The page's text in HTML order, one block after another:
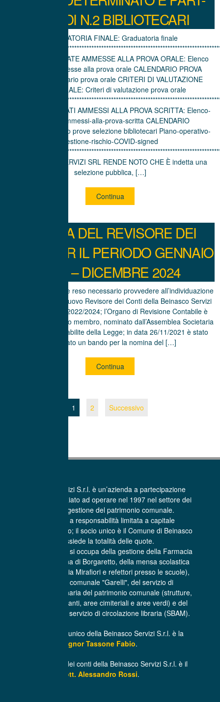
TIME DI N.2 BIBLIOTECARI
GRADUATORIA FINALE: Graduatoria finale
ELENCO CANDIDATE AMMESSE ALLA PROVA ORALE: Elenco
candidate ammesse alla prova orale CALENDARIO PROVA
ORALE: Calendario prova orale CRITERI DI VALUTAZIONE
PROVA ORALE: Criteri di valutazione prova orale
ELENCO CANDIDATI AMMESSI ALLA PROVA SCRITTA: Elenco-
candidati-ammessi-alla-prova-scritta CALENDARIO
PROVE: Calendario prove selezione bibliotecari Piano-operativo-
gestione-rischio-COVID-signed
LA BEINASCO SERVIZI SRL RENDE NOTO CHE È indetta una
selezione pubblica, […]
Continua
NOMINA DEL REVISORE DEI
CONTI PER IL PERIODO GENNAIO
2022 – DICEMBRE 2024
Considerato che si è reso necessario provvedere all’individuazione
e alla nomina del nuovo Revisore dei Conti della Beinasco Servizi
Srl, per il triennio 2022/2024; l’Organo di Revisione Contabile è
composto da un solo membro, nominato dall’Assemblea Societaria
con le modalità stabilite della Legge; in data 26/11/2021 è stato
pubblicato un bando per la nomina del […]
Continua
1 2 Successivo
La Beinasco Servizi S.r.l. è un’azienda a partecipazione
pubblica che ha iniziato ad operare nel 1997 nel settore dei
Servizi per la gestione del patrimonio comunale.
E’ una società a responsabilità limitata a capitale
interamente pubblico; il socio unico è il Comune di Beinasco
che possiede la totalità delle quote.
La Beinasco Servizi si occupa della gestione della Farmacia
comunale Sant’Anna di Borgaretto, della mensa scolastica
(centro cottura di via Mirafiori e refettori presso le scuole),
dell'asilo nido comunale "Garelli", del servizio di
manutenzione ordinaria del patrimonio comunale (strutture,
infrastrutture, impianti, aree cimiteriali e aree verdi) e del
trasporto libri per il servizio di circolazione libraria (SBAM).
L’Amministratore unico della Beinasco Servizi S.r.l. è la
Signor Tassone Fabio.
Il Revisore unico dei conti della Beinasco Servizi S.r.l. è il
Dott. Alessandro Rossi.